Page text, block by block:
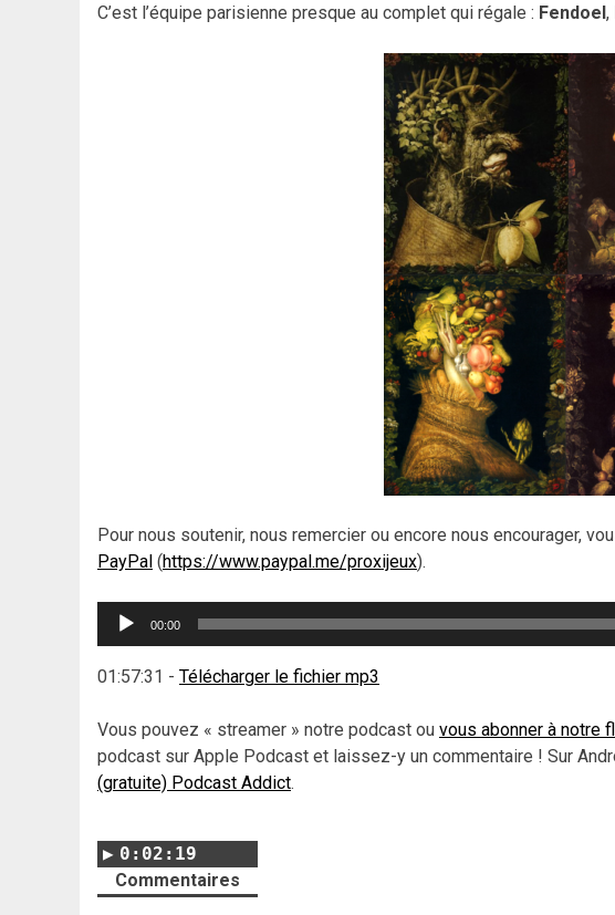
C’est l’équipe parisienne presque au complet qui régale : Fendoel ,
Pour nous soutenir, nous remercier ou encore nous encourager,
PayPal (https://www.paypal.me/proxijeux).
Lecteur
00:00
01:57:31 - Télécharger le fichier mp3
Vous pouvez « streamer » notre podcast ou vous abonner à notre
podcast sur Apple Podcast et laissez-y un commentaire ! Sur
(gratuite) Podcast Addict.
0:02:19
Commentaires